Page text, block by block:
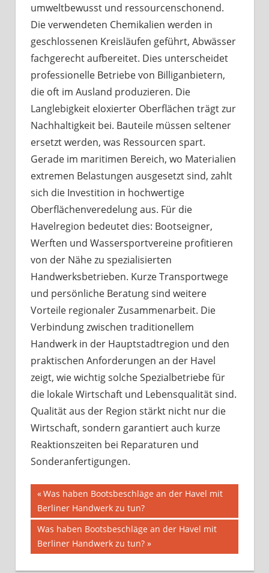
umweltbewusst und ressourcenschonend.
Die verwendeten Chemikalien werden in
geschlossenen Kreisläufen geführt, Abwässer
fachgerecht aufbereitet. Dies unterscheidet
professionelle Betriebe von Billiganbietern,
die oft im Ausland produzieren. Die
Langlebigkeit eloxierter Oberflächen trägt zur
Nachhaltigkeit bei. Bauteile müssen seltener
ersetzt werden, was Ressourcen spart.
Gerade im maritimen Bereich, wo Materialien
extremen Belastungen ausgesetzt sind, zahlt
sich die Investition in hochwertige
Oberflächenveredelung aus. Für die
Havelregion bedeutet dies: Bootseigner,
Werften und Wassersportvereine profitieren
von der Nähe zu spezialisierten
Handwerksbetrieben. Kurze Transportwege
und persönliche Beratung sind weitere
Vorteile regionaler Zusammenarbeit. Die
Verbindung zwischen traditionellem
Handwerk in der Hauptstadtregion und den
praktischen Anforderungen an der Havel
zeigt, wie wichtig solche Spezialbetriebe für
die lokale Wirtschaft und Lebensqualität sind.
Qualität aus der Region stärkt nicht nur die
Wirtschaft, sondern garantiert auch kurze
Reaktionszeiten bei Reparaturen und
Sonderanfertigungen.
Beitragsnavigation
Vorheriger
Beitrag:
Was haben Bootsbeschläge an der Havel mit
Berliner Handwerk zu tun?
Nächster
Beitrag:
Was haben Bootsbeschläge an der Havel mit
Berliner Handwerk zu tun?